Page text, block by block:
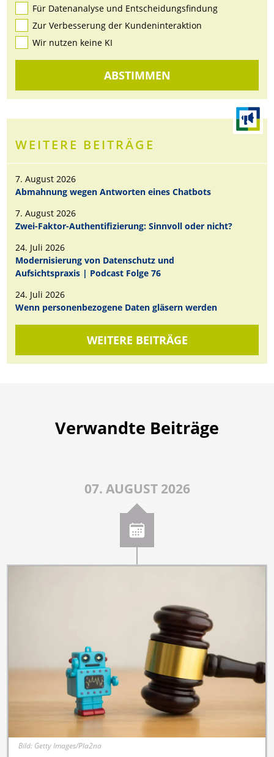
Für Datenanalyse und Entscheidungsfindung
Zur Verbesserung der Kundeninteraktion
Wir nutzen keine KI
ABSTIMMEN
WEITERE BEITRÄGE
7. August 2026
Abmahnung wegen Antworten eines Chatbots
7. August 2026
Zwei-Faktor-Authentifizierung: Sinnvoll oder nicht?
24. Juli 2026
Modernisierung von Datenschutz und
Aufsichtspraxis | Podcast Folge 76
24. Juli 2026
Wenn personenbezogene Daten gläsern werden
WEITERE BEITRÄGE
Verwandte Beiträge
07. AUGUST 2026
Bild: Getty Images/Pla2na